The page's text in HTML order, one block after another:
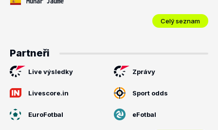
Celý seznam
Partneři
Live výsledky Zprávy
Livescore.in Sport odds
EuroFotbal eFotbal